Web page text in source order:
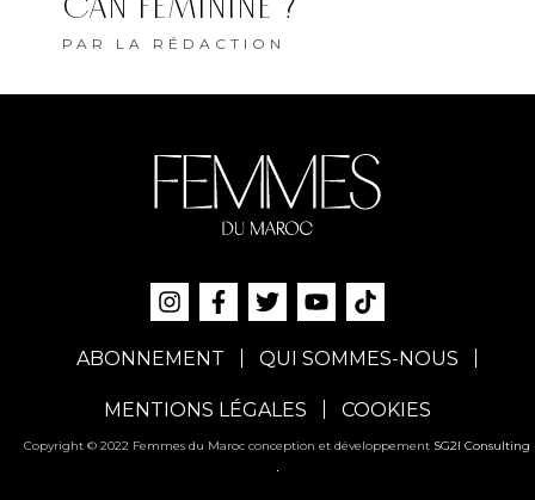
PAR LA RÉDACTION
ABONNEMENT QUI SOMMES-NOUS
MENTIONS LÉGALES COOKIES
Copyright © 2022 Femmes du Maroc conception et développement SG2I Consulting